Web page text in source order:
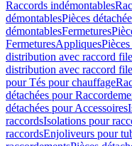
Raccords indémontables
démontablesPièces
démontablesFermetures
FermeturesAppliques
distribution avec raccord
distribution avec raccord
pour Tés pour chauffage
détachées pour
détachées pour Accessoires
raccordsIsolations pour
raccordsEnjoliveurs pour